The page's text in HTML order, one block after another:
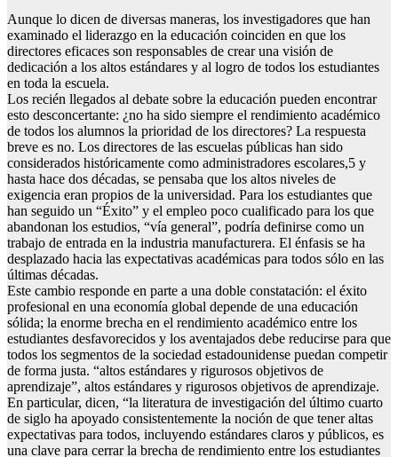
Aunque lo dicen de diversas maneras, los investigadores que han
examinado el liderazgo en la educación coinciden en que los
directores eficaces son responsables de crear una visión de
dedicación a los altos estándares y al logro de todos los estudiantes
en toda la escuela.
Los recién llegados al debate sobre la educación pueden encontrar
esto desconcertante: ¿no ha sido siempre el rendimiento académico
de todos los alumnos la prioridad de los directores? La respuesta
breve es no. Los directores de las escuelas públicas han sido
considerados históricamente como administradores escolares,5 y
hasta hace dos décadas, se pensaba que los altos niveles de
exigencia eran propios de la universidad. Para los estudiantes que
han seguido un “Éxito” y el empleo poco cualificado para los que
abandonan los estudios, “vía general”, podría definirse como un
trabajo de entrada en la industria manufacturera. El énfasis se ha
desplazado hacia las expectativas académicas para todos sólo en las
últimas décadas.
Este cambio responde en parte a una doble constatación: el éxito
profesional en una economía global depende de una educación
sólida; la enorme brecha en el rendimiento académico entre los
estudiantes desfavorecidos y los aventajados debe reducirse para que
todos los segmentos de la sociedad estadounidense puedan competir
de forma justa. “altos estándares y rigurosos objetivos de
aprendizaje”, altos estándares y rigurosos objetivos de aprendizaje.
En particular, dicen, “la literatura de investigación del último cuarto
de siglo ha apoyado consistentemente la noción de que tener altas
expectativas para todos, incluyendo estándares claros y públicos, es
una clave para cerrar la brecha de rendimiento entre los estudiantes